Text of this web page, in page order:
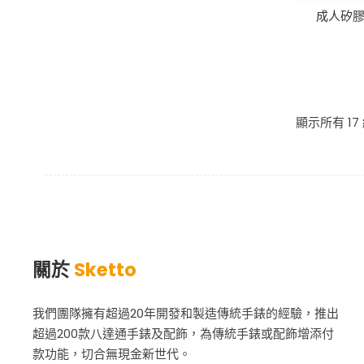
成人矽
顯示所有 17
關於Sketto
我們團隊擁有超過20年開發和製造傳統手錶的經驗，推出
超過200款八達通手錶及配飾，為傳統手錶或配飾增添付
款功能，切合無現金新世代。